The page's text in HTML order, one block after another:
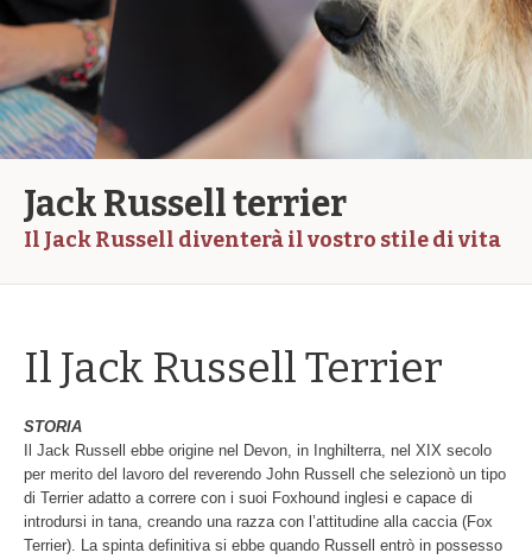
Jack Russell terrier
Il Jack Russell diventerà il vostro stile di vita
Il Jack Russell Terrier
STORIA
Il Jack Russell ebbe origine nel Devon, in Inghilterra, nel XIX secolo
per merito del lavoro del reverendo John Russell che selezionò un tipo
di Terrier adatto a correre con i suoi Foxhound inglesi e capace di
introdursi in tana, creando una razza con l’attitudine alla caccia (Fox
Terrier). La spinta definitiva si ebbe quando Russell entrò in possesso